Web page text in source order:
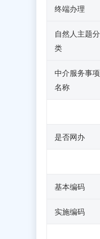
终端办理
自然人主题分
类
中介服务事项
名称
是否网办
基本编码
实施编码